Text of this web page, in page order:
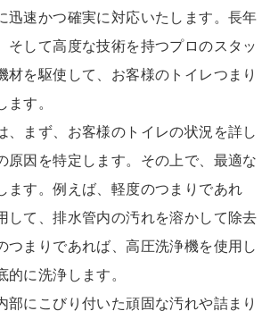
迅速かつ確実に対応いたします。長年
そして高度な技術を持つプロのスタッ
材を駆使して、お客様のトイレつまり
ます。
、まず、お客様のトイレの状況を詳し
原因を特定します。その上で、最適な
ます。例えば、軽度のつまりであれ
して、排水管内の汚れを溶かして除去
つまりであれば、高圧洗浄機を使用し
的に洗浄します。
部にこびり付いた頑固な汚れや詰まり